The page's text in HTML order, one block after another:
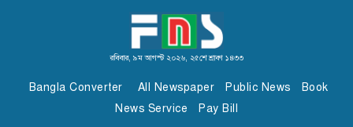
রবিবার, ৯ম আগস্ট ২০২৬, ২৫শে শ্রাবণ ১৪৩৩
Bangla Converter All Newspaper Public News
Book
News Service
Pay Bill